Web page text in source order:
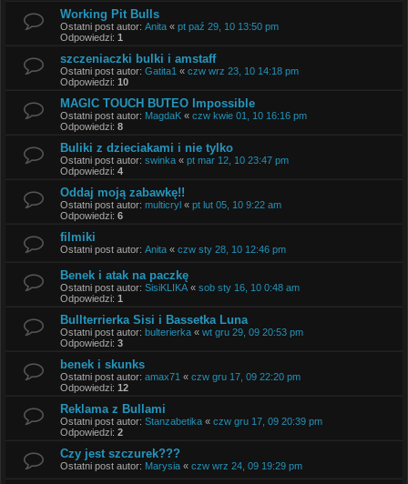
Working Pit Bulls
Ostatni post autor: Anita « pt paź 29, 10 13:50 pm
Odpowiedzi: 1
szczeniaczki bulki i amstaff
Ostatni post autor: Gatita1 « czw wrz 23, 10 14:18 pm
Odpowiedzi: 10
MAGIC TOUCH BUTEO Impossible
Ostatni post autor: MagdaK « czw kwie 01, 10 16:16 pm
Odpowiedzi: 8
Buliki z dzieciakami i nie tylko
Ostatni post autor: swinka « pt mar 12, 10 23:47 pm
Odpowiedzi: 4
Oddaj moją zabawkę!!
Ostatni post autor: multicryl « pt lut 05, 10 9:22 am
Odpowiedzi: 6
filmiki
Ostatni post autor: Anita « czw sty 28, 10 12:46 pm
Benek i atak na paczkę
Ostatni post autor: SisiKLIKA « sob sty 16, 10 0:48 am
Odpowiedzi: 1
Bullterrierka Sisi i Bassetka Luna
Ostatni post autor: bulterierka « wt gru 29, 09 20:53 pm
Odpowiedzi: 3
benek i skunks
Ostatni post autor: amax71 « czw gru 17, 09 22:20 pm
Odpowiedzi: 12
Reklama z Bullami
Ostatni post autor: Stanzabetika « czw gru 17, 09 20:39 pm
Odpowiedzi: 2
Czy jest szczurek???
Ostatni post autor: Marysia « czw wrz 24, 09 19:29 pm